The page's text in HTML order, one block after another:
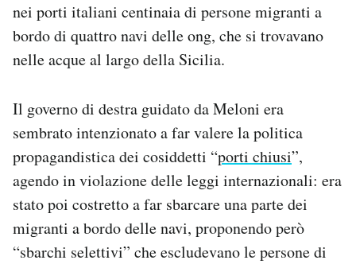
nei porti italiani centinaia di persone migranti a
bordo di quattro navi delle ong, che si trovavano
nelle acque al largo della Sicilia.
Il governo di destra guidato da Meloni era
sembrato intenzionato a far valere la politica
propagandistica dei cosiddetti “porti chiusi”,
agendo in violazione delle leggi internazionali: era
stato poi costretto a far sbarcare una parte dei
migranti a bordo delle navi, proponendo però
“sbarchi selettivi” che escludevano le persone di